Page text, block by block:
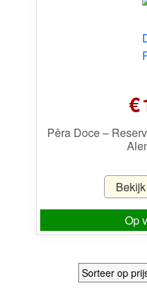
€
Pêra Doce –
Op